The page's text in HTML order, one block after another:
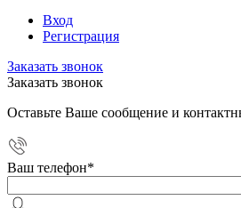
Вход
Регистрация
Заказать звонок
Заказать звонок
Оставьте Ваше сообщение и
Ваш телефон*